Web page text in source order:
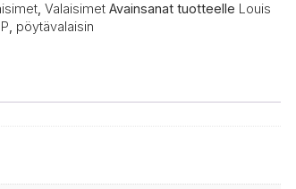
, Valaisimet Avainsanat tuotteelle Louis
pöytävalaisin